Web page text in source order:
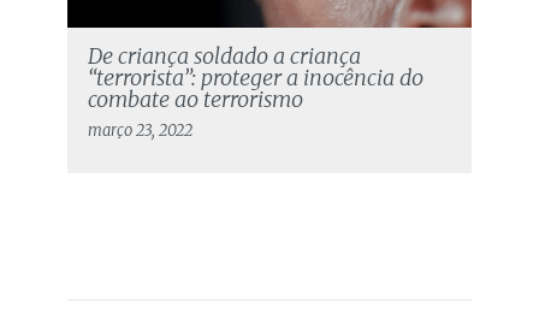
De criança soldado a criança
“terrorista”: proteger a inocência do
combate ao terrorismo
março 23, 2022